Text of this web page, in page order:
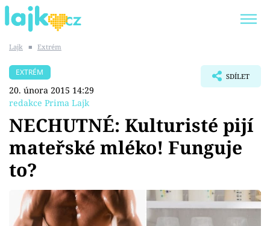
SHOPAHOLICADEL
Témata
Showbyznys
Youtubeři
Lajk ■ Extrém
EXTRÉM
20. února 2015 14:29
redakce Prima Lajk
SDÍLET
NECHUTNÉ: Kulturisté pijí
mateřské mléko! Funguje
to?